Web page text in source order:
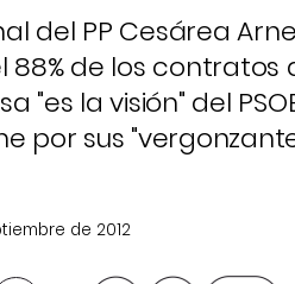
del PP Cesárea
88% de los
"es la visión" del
por sus
de 2012